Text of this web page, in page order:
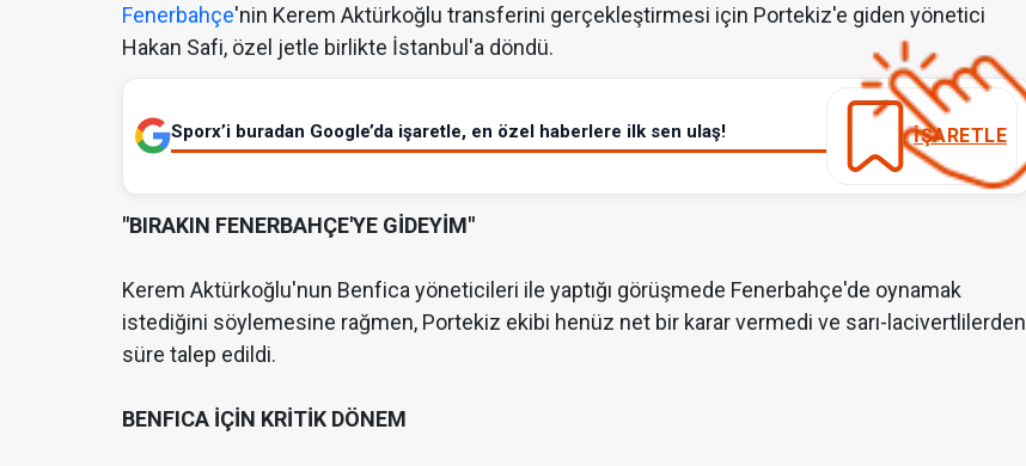
Fenerbahçe'nin Kerem Aktürkoğlu transferini gerçekleştirmesi için Portekiz'e giden yönetici
Hakan Safi, özel jetle birlikte İstanbul'a döndü.
Sporx’i buradan Google’da işaretle, en özel haberlere ilk sen ulaş! İŞARETLE
"BIRAKIN FENERBAHÇE'YE GİDEYİM"
Kerem Aktürkoğlu'nun Benfica yöneticileri ile yaptığı görüşmede Fenerbahçe'de oynamak
istediğini söylemesine rağmen, Portekiz ekibi henüz net bir karar vermedi ve sarı-lacivertlilerden
süre talep edildi.
BENFICA İÇİN KRİTİK DÖNEM